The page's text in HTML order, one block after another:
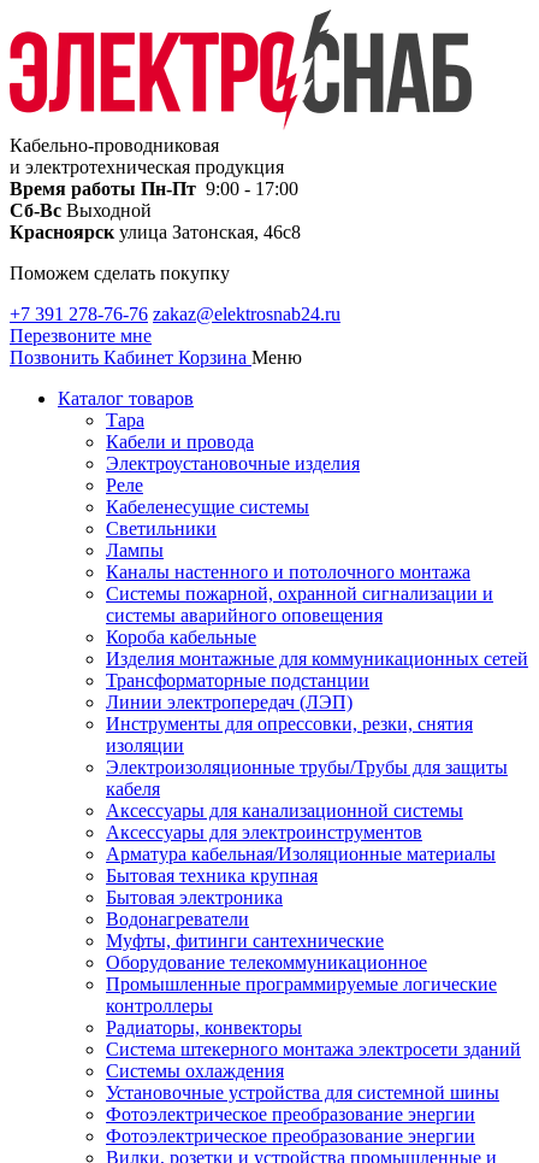
Кабельно-проводниковая
и электротехническая продукция
Время работы Пн-Пт 9:00 - 17:00
Сб-Вс Выходной
Красноярск улица Затонская, 46с8
Поможем сделать покупку
+7 391 278-76-76 zakaz@elektrosnab24.ru
Перезвоните мне
Позвонить Кабинет Корзина Меню
Каталог товаров
Тара
Кабели и провода
Электроустановочные изделия
Реле
Кабеленесущие системы
Светильники
Лампы
Каналы настенного и потолочного монтажа
Системы пожарной, охранной сигнализации и
системы аварийного оповещения
Короба кабельные
Изделия монтажные для коммуникационных сетей
Трансформаторные подстанции
Линии электропередач (ЛЭП)
Инструменты для опрессовки, резки, снятия
изоляции
Электроизоляционные трубы/Трубы для защиты
кабеля
Аксессуары для канализационной системы
Аксессуары для электроинструментов
Арматура кабельная/Изоляционные материалы
Бытовая техника крупная
Бытовая электроника
Водонагреватели
Муфты, фитинги сантехнические
Оборудование телекоммуникационное
Промышленные программируемые логические
контроллеры
Радиаторы, конвекторы
Система штекерного монтажа электросети зданий
Системы охлаждения
Установочные устройства для системной шины
Фотоэлектрическое преобразование энергии
Фотоэлектрическое преобразование энергии
Вилки, розетки и устройства промышленные и